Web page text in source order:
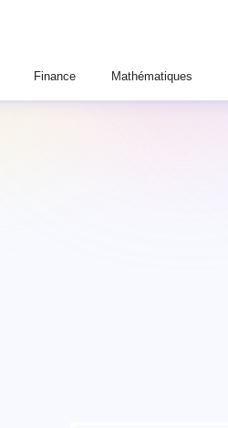
Finance Mathématiques